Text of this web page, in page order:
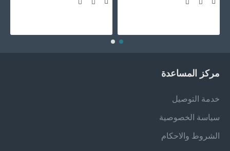
مركز المساعدة
خدمة التوصيل
سياسة الخصوصية
الشروط والاحكام